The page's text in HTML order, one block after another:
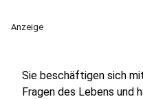
Anzeige
Sie beschäftigen sich
Fragen des Lebens und